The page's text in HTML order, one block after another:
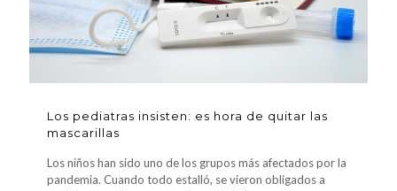
Los pediatras insisten: es hora de quitar las
mascarillas
Los niños han sido uno de los grupos más afectados por la
pandemia. Cuando todo estalló, se vieron obligados a